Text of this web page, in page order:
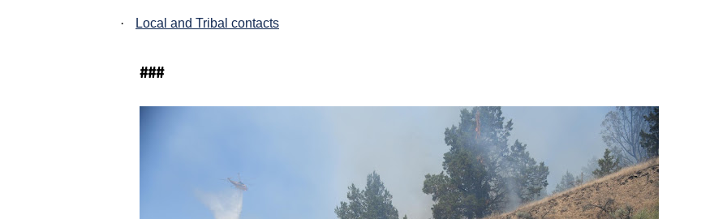
· Local and Tribal contacts
###